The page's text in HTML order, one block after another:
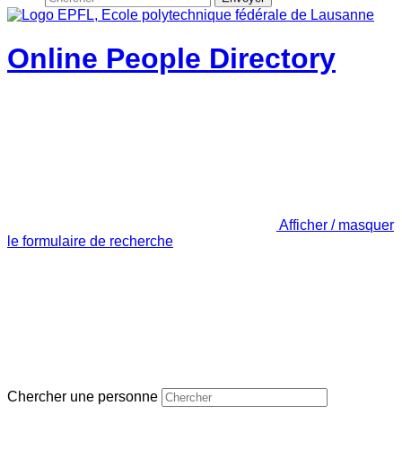
Online People Directory
Afficher / masquer
le formulaire de recherche
Chercher une personne